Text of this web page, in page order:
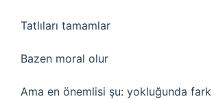
Tatlıları tamamlar
Bazen moral olur
Ama en önemlisi şu: yokluğunda fark